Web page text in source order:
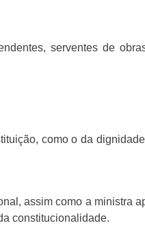
serventes de
como o da
assim como a ministra
constitucionalidade.